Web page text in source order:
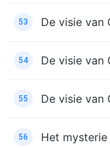
53 De visie van
54 De visie van
55 De visie van
56 Het mysterie